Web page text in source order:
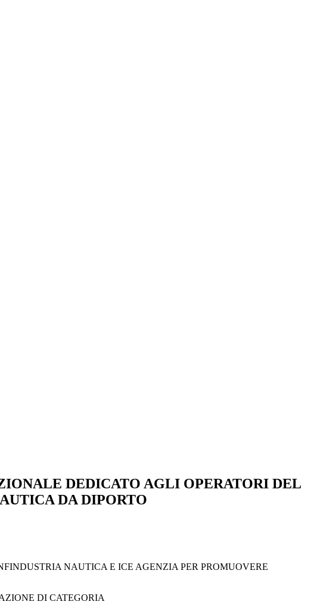
DEDICATO AGLI OPERATORI DEL
DA DIPORTO
NAUTICA E ICE AGENZIA PER PROMUOVERE
DI CATEGORIA